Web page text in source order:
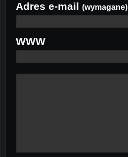
Adres e-mail (wymagane)
WWW